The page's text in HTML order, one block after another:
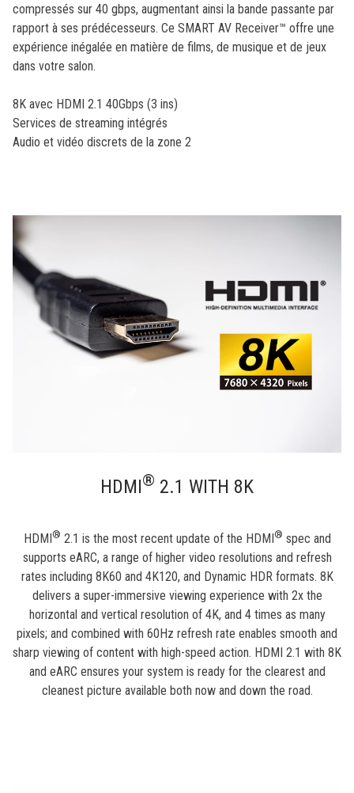
compressés sur 40 gbps, augmentant ainsi la bande passante par
rapport à ses prédécesseurs. Ce SMART AV Receiver™ offre une
expérience inégalée en matière de films, de musique et de jeux
dans votre salon.
8K avec HDMI 2.1 40Gbps (3 ins)
Services de streaming intégrés
Audio et vidéo discrets de la zone 2
HDMI® 2.1 WITH 8K
HDMI ® 2.1 is the most recent update of the HDMI ® spec and
supports eARC, a range of higher video resolutions and refresh
rates including 8K60 and 4K120, and Dynamic HDR formats. 8K
delivers a super-immersive viewing experience with 2x the
horizontal and vertical resolution of 4K, and 4 times as many
pixels; and combined with 60Hz refresh rate enables smooth and
sharp viewing of content with high-speed action. HDMI 2.1 with 8K
and eARC ensures your system is ready for the clearest and
cleanest picture available both now and down the road.